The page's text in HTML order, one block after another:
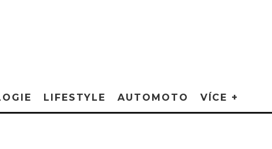
LIFESTYLE AUTOMOTO VÍCE +